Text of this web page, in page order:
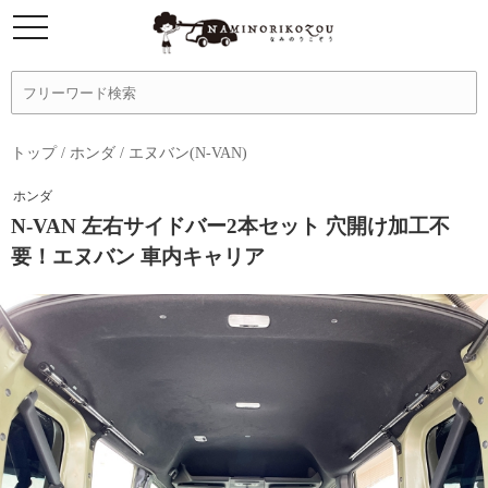
トップ/ ホンダ / エヌバン(N-VAN)
ホンダ
N-VAN 左右サイドバー2本セット 穴開け加工不
要！エヌバン 車内キャリア